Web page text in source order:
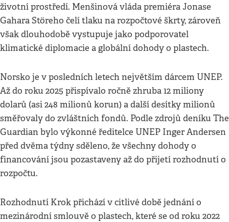
životní prostředí. Menšinová vláda premiéra Jonase
Gahara Störeho čelí tlaku na rozpočtové škrty, zároveň
však dlouhodobě vystupuje jako podporovatel
klimatické diplomacie a globální dohody o plastech.
Norsko je v posledních letech největším dárcem UNEP.
Až do roku 2025 přispívalo ročně zhruba 12 miliony
dolarů (asi 248 milionů korun) a další desítky milionů
směřovaly do zvláštních fondů. Podle zdrojů deníku The
Guardian bylo výkonné ředitelce UNEP Inger Andersen
před dvěma týdny sděleno, že všechny dohody o
financování jsou pozastaveny až do přijetí rozhodnutí o
rozpočtu.
Rozhodnutí Krok přichází v citlivé době jednání o
mezinárodní smlouvě o plastech, které se od roku 2022